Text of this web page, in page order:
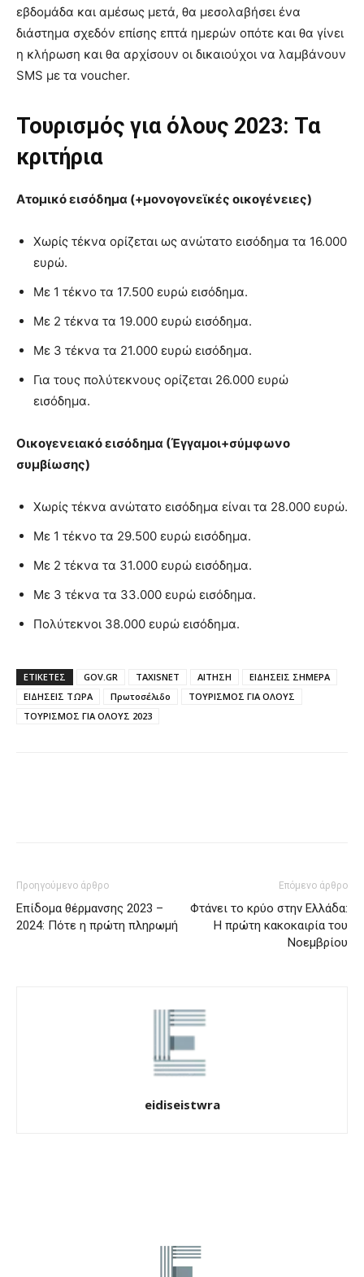
εβδομάδα και αμέσως μετά, θα μεσολαβήσει ένα
διάστημα σχεδόν επίσης επτά ημερών οπότε και θα γίνει
η κλήρωση και θα αρχίσουν οι δικαιούχοι να λαμβάνουν
SMS με τα voucher.
Τουρισμός για όλους 2023: Τα
κριτήρια
Ατομικό εισόδημα (+μονογονεϊκές οικογένειες)
Χωρίς τέκνα ορίζεται ως ανώτατο εισόδημα τα 16.000
ευρώ.
Με 1 τέκνο τα 17.500 ευρώ εισόδημα.
Με 2 τέκνα τα 19.000 ευρώ εισόδημα.
Με 3 τέκνα τα 21.000 ευρώ εισόδημα.
Για τους πολύτεκνους ορίζεται 26.000 ευρώ
εισόδημα.
Οικογενειακό εισόδημα (Έγγαμοι+σύμφωνο
συμβίωσης)
Χωρίς τέκνα ανώτατο εισόδημα είναι τα 28.000 ευρώ.
Με 1 τέκνο τα 29.500 ευρώ εισόδημα.
Με 2 τέκνα τα 31.000 ευρώ εισόδημα.
Με 3 τέκνα τα 33.000 ευρώ εισόδημα.
Πολύτεκνοι 38.000 ευρώ εισόδημα.
ΕΤΙΚΈΤΕΣ GOV.GR TAXISNET ΑΙΤΗΣΗ
ΕΙΔΗΣΕΙΣ ΣΗΜΕΡΑ
ΕΙΔΗΣΕΙΣ ΤΩΡΑ
Πρωτοσέλιδο
ΤΟΥΡΙΣΜΟΣ ΓΙΑ ΟΛΟΥΣ
ΤΟΥΡΙΣΜΟΣ ΓΙΑ ΟΛΟΥΣ 2023
Προηγούμενο άρθρο
Επίδομα θέρμανσης 2023 –
2024: Πότε η πρώτη πληρωμή
Επόμενο άρθρο
Φτάνει το κρύο στην Ελλάδα:
Η πρώτη κακοκαιρία του
Νοεμβρίου
eidiseistwra